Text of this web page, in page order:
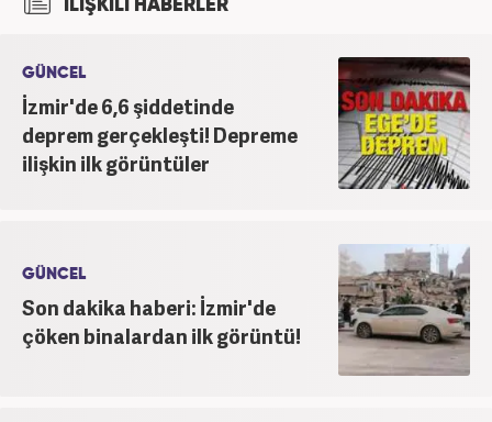
İLİŞKİLİ HABERLER
GÜNCEL
İzmir'de 6,6 şiddetinde
deprem gerçekleşti! Depreme
ilişkin ilk görüntüler
GÜNCEL
Son dakika haberi: İzmir'de
çöken binalardan ilk görüntü!